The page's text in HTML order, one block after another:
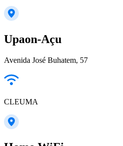
Upaon-Açu
Avenida José Buhatem, 57
CLEUMA